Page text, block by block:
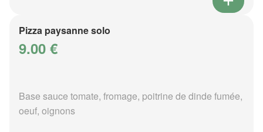
Pizza paysanne solo
9.00 €
Base sauce tomate, fromage, poitrine de dinde fumée,
oeuf, oignons